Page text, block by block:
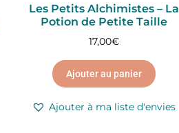
Les Petits Alchimistes – La
Potion de Petite Taille
17,00€
Ajouter au panier
Ajouter à ma liste d'envies